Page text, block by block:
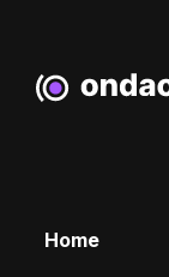
Home